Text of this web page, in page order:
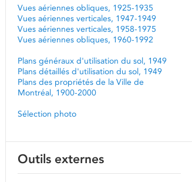
Vues aériennes obliques, 1925-1935
Vues aériennes verticales, 1947-1949
Vues aériennes verticales, 1958-1975
Vues aériennes obliques, 1960-1992
Plans généraux d'utilisation du sol, 1949
Plans détaillés d'utilisation du sol, 1949
Plans des propriétés de la Ville de
Montréal, 1900-2000
Sélection photo
Outils externes